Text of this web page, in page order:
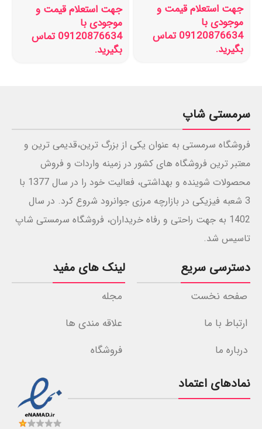
جهت استعلام قیمت و
موجودی با
09120876634 تماس
بگیرید.
جهت استعلام قیمت و
موجودی با
09120876634 تماس
بگیرید.
سرمستی شاپ
فروشگاه سرمستی به عنوان یکی از بزرگ ترین،قدیمی ترین و
معتبر ترین فروشگاه های کشور در زمینه واردات و فروش
محصولات شوینده و بهداشتی، فعالیت خود را در سال 1377 با
3 شعبه فیزیکی در بازارچه مرزی جوانرود شروع کرد. در سال
1402 به جهت راحتی و رفاه خریداران، فروشگاه سرمستی شاپ
تاسیس شد.
دسترسی سریع
صفحه نخست
ارتباط با ما
درباره ما
لینک های مفید
مجله
علاقه مندی ها
فروشگاه
نمادهای اعتماد